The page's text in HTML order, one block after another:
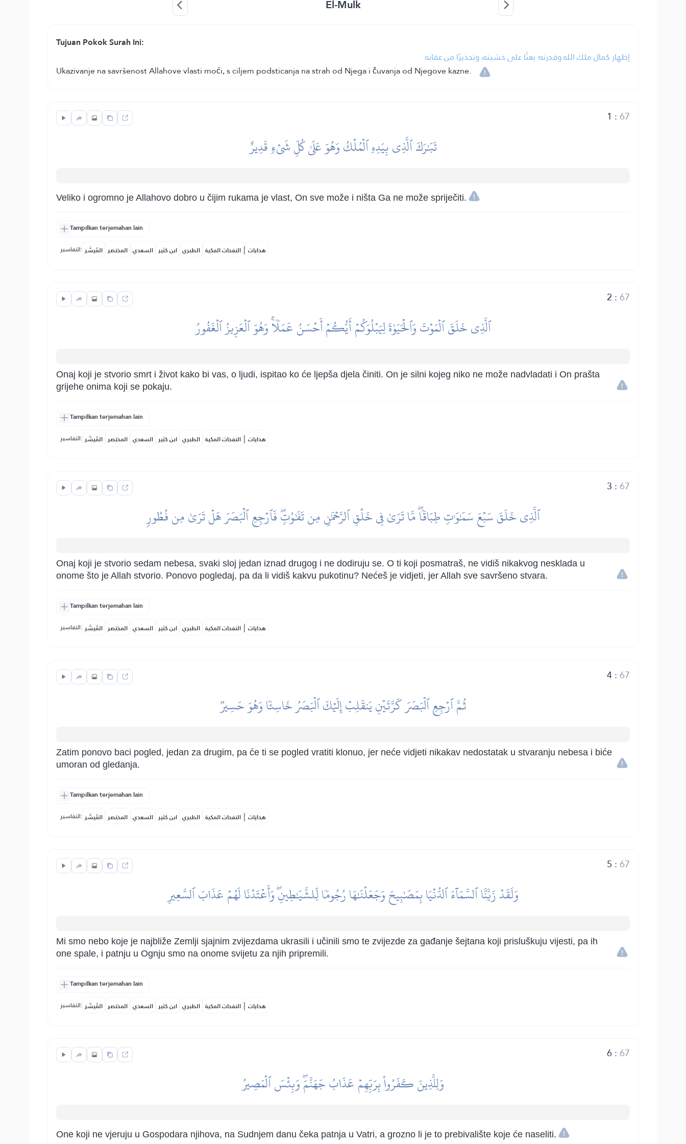
El-Mulk
Tujuan Pokok Surah Ini:
إظهار كمال ملك الله وقدرته؛ بعثًا على خشيته، وتحذيرًا من عقابه.
Ukazivanje na savršenost Allahove vlasti moći, s ciljem podsticanja na strah od Njega i čuvanja od Njegove kazne.
1 :67
تَبَٰرَكَ ٱلَّذِي بِيَدِهِ ٱلۡمُلۡكُ وَهُوَ عَلَىٰ كُلِّ شَيۡءٖ قَدِيرٌ
Veliko i ogromno je Allahovo dobro u čijim rukama je vlast, On sve može i ništa Ga ne može spriječiti.
Tampilkan terjemahan lain
التفاسير: المُيسَّر المختصر السعدي ابن كثير الطبري النفحات المكية | هدايات
2 :67
ٱلَّذِي خَلَقَ ٱلۡمَوۡتَ وَٱلۡحَيَوٰةَ لِيَبۡلُوَكُمۡ أَيُّكُمۡ أَحۡسَنُ عَمَلٗاۚ وَهُوَ ٱلۡعَزِيزُ ٱلۡغَفُورُ
Onaj koji je stvorio smrt i život kako bi vas, o ljudi, ispitao ko će ljepša djela činiti. On je silni kojeg niko ne može nadvladati i On prašta
grijehe onima koji se pokaju.
Tampilkan terjemahan lain
التفاسير: المُيسَّر المختصر السعدي ابن كثير الطبري النفحات المكية | هدايات
3 :67
ٱلَّذِي خَلَقَ سَبۡعَ سَمَٰوَٰتٖ طِبَاقٗاۖ مَّا تَرَىٰ فِي خَلۡقِ ٱلرَّحۡمَٰنِ مِن تَفَٰوُتٖۖ فَٱرۡجِعِ ٱلۡبَصَرَ هَلۡ تَرَىٰ مِن فُطُورٖ
Onaj koji je stvorio sedam nebesa, svaki sloj jedan iznad drugog i ne dodiruju se. O ti koji posmatraš, ne vidiš nikakvog nesklada u
onome što je Allah stvorio. Ponovo pogledaj, pa da li vidiš kakvu pukotinu? Nećeš je vidjeti, jer Allah sve savršeno stvara.
Tampilkan terjemahan lain
التفاسير: المُيسَّر المختصر السعدي ابن كثير الطبري النفحات المكية | هدايات
4:67
ثُمَّ ٱرۡجِعِ ٱلۡبَصَرَ كَرَّتَيۡنِ يَنقَلِبۡ إِلَيۡكَ ٱلۡبَصَرُ خَاسِئٗا وَهُوَ حَسِيرٞ
Zatim ponovo baci pogled, jedan za drugim, pa će ti se pogled vratiti klonuo, jer neće vidjeti nikakav nedostatak u stvaranju nebesa i biće
umoran od gledanja.
Tampilkan terjemahan lain
التفاسير: المُيسَّر المختصر السعدي ابن كثير الطبري النفحات المكية | هدايات
5 :67
وَلَقَدۡ زَيَّنَّا ٱلسَّمَآءَ ٱلدُّنۡيَا بِمَصَٰبِيحَ وَجَعَلۡنَٰهَا رُجُومٗا لِّلشَّيَٰطِينِۖ وَأَعۡتَدۡنَا لَهُمۡ عَذَابَ ٱلسَّعِيرِ
Mi smo nebo koje je najbliže Zemlji sjajnim zvijezdama ukrasili i učinili smo te zvijezde za gađanje šejtana koji prisluškuju vijesti, pa ih
one spale, i patnju u Ognju smo na onome svijetu za njih pripremili.
Tampilkan terjemahan lain
التفاسير: المُيسَّر المختصر السعدي ابن كثير الطبري النفحات المكية | هدايات
6:67
وَلِلَّذِينَ كَفَرُواْ بِرَبِّهِمۡ عَذَابُ جَهَنَّمَۖ وَبِئۡسَ ٱلۡمَصِيرُ
One koji ne vjeruju u Gospodara njihova, na Sudnjem danu čeka patnja u Vatri, a grozno li je to prebivalište koje će naseliti.